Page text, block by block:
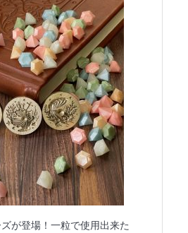
が登場！一粒で使用出来た